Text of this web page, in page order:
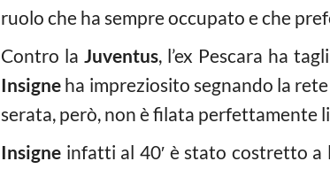
ruolo che ha sempre occupato e che
Contro laJuventus, l’ex Pescara ha
Insigne ha impreziosito segnando la
serata, però, non è filata perfettamente
Insigne infatti al 40′ è stato costretto